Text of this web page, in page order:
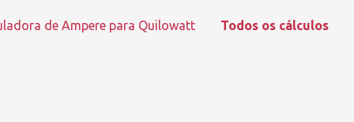
de Ampere para Quilowatt Todos os cálculos